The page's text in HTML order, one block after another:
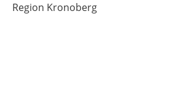
Region Kronoberg